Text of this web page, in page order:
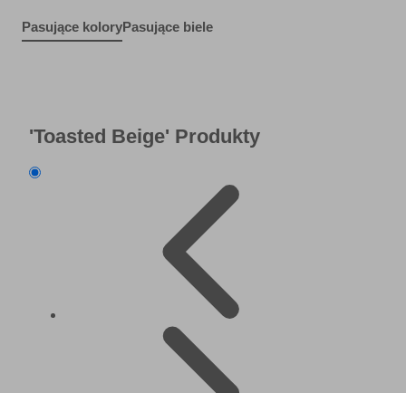
Pasujące koloryPasujące biele
'Toasted Beige' Produkty